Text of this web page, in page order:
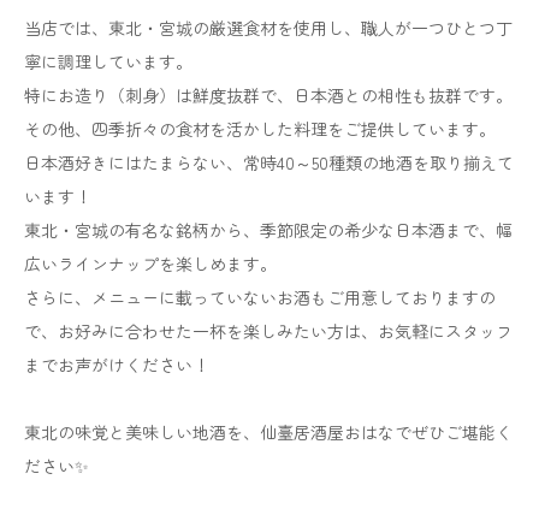
運営会社・お問い合わせ
当店では、東北・宮城の厳選食材を使用し、職人が一つひとつ丁
寧に調理しています。
特にお造り（刺身）は鮮度抜群で、日本酒との相性も抜群です。
その他、四季折々の食材を活かした料理をご提供しています。
日本酒好きにはたまらない、常時40～50種類の地酒を取り揃えて
います！
東北・宮城の有名な銘柄から、季節限定の希少な日本酒まで、幅
広いラインナップを楽しめます。
さらに、メニューに載っていないお酒もご用意しておりますの
で、お好みに合わせた一杯を楽しみたい方は、お気軽にスタッフ
までお声がけください！
東北の味覚と美味しい地酒を、仙臺居酒屋おはなでぜひご堪能く
ださい✨